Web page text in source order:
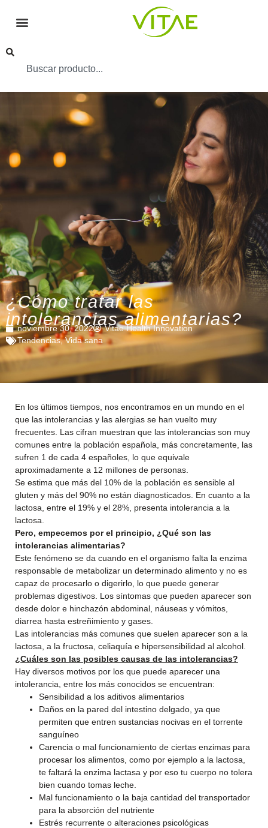
¿Cómo tratar las
intolerancias alimentarias?
noviembre 30, 2022
Vitae Health Innovation
Tendencias,Vida sana
En los últimos tiempos, nos encontramos en un mundo en el
que las intolerancias y las alergias se han vuelto muy
frecuentes. Las cifran muestran que las intolerancias son muy
comunes entre la población española, más concretamente, las
sufren 1 de cada 4 españoles, lo que equivale
aproximadamente a 12 millones de personas.
Se estima que más del 10% de la población es sensible al
gluten y más del 90% no están diagnosticados. En cuanto a la
lactosa, entre el 19% y el 28%, presenta intolerancia a la
lactosa.
Pero, empecemos por el principio, ¿Qué son las
intolerancias alimentarias?
Este fenómeno se da cuando en el organismo falta la enzima
responsable de metabolizar un determinado alimento y no es
capaz de procesarlo o digerirlo, lo que puede generar
problemas digestivos. Los síntomas que pueden aparecer son
desde dolor e hinchazón abdominal, náuseas y vómitos,
diarrea hasta estreñimiento y gases.
Las intolerancias más comunes que suelen aparecer son a la
lactosa, a la fructosa, celiaquía e hipersensibilidad al alcohol.
¿Cuáles son las posibles causas de las intolerancias?
Hay diversos motivos por los que puede aparecer una
intolerancia, entre los más conocidos se encuentran:
Sensibilidad a los aditivos alimentarios
Daños en la pared del intestino delgado, ya que
permiten que entren sustancias nocivas en el torrente
sanguíneo
Carencia o mal funcionamiento de ciertas enzimas para
procesar los alimentos, como por ejemplo a la lactosa,
te faltará la enzima lactasa y por eso tu cuerpo no tolera
bien cuando tomas leche.
Mal funcionamiento o la baja cantidad del transportador
para la absorción del nutriente
Estrés recurrente o alteraciones psicológicas